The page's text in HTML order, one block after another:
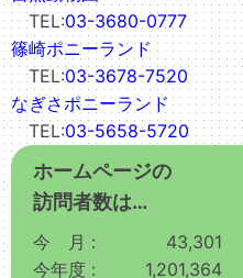
TEL:03-3680-0777
篠崎ポニーランド
TEL:03-3678-7520
なぎさポニーランド
TEL:03-5658-5720
ホームページの
訪問者数は…
今 月 :
43,301
今年度 :
1,201,364